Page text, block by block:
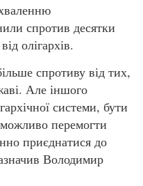
спротив десятки
олігархів.
спротиву від тих,
Але іншого
системи, бути
перемогти
приєднатися до
Володимир